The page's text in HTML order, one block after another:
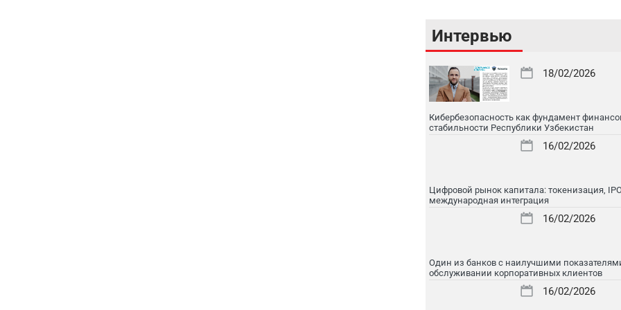
Интервью
18/02/2026
Кибербезопасность как фундамент
стабильности Республики Узбекистан
16/02/2026
Цифровой рынок капитала: токенизация,
международная интеграция
16/02/2026
Один из банков с наилучшими
обслуживании корпоративных клиентов
16/02/2026